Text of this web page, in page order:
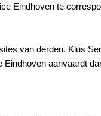
Eindhoven te
van derden. Klus
aanvaardt